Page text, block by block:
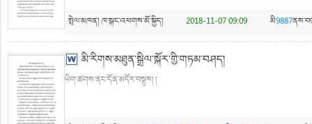
སྤེལ་མཁན། ཁ་སྒང་འཕགས་མོ་སྐྱིད། 2018-11-07 09:09 མི9887
མི་རིགས་མཐུན་སྒྲིལ་སྐོར་གྱི་གཏམ་བཤད།
ཡིག་ཚགས་ནང་དོན་མདོར་བསྡུས། །